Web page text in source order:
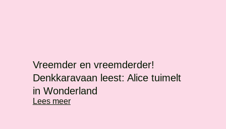
Vreemder en vreemderder!
Denkkaravaan leest: Alice tuimelt
in Wonderland
Lees meer